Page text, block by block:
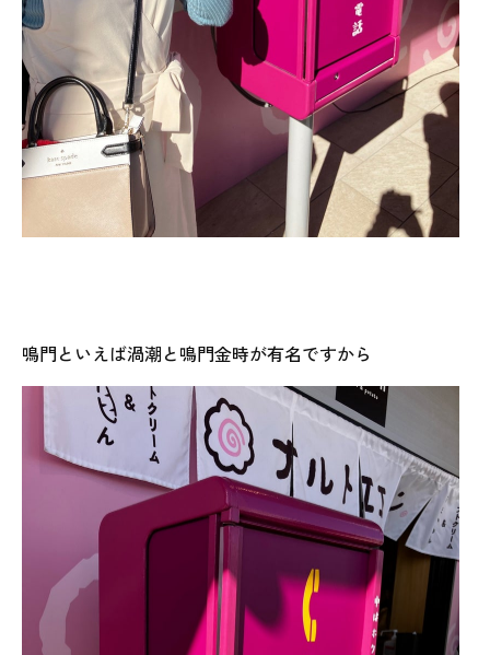
鳴門といえば渦潮と鳴門金時が有名ですから